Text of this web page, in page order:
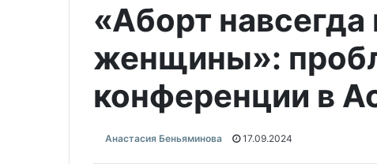
«Аборт
женщины»:
конференции в
Анастасия Беньяминова 17.09.2024